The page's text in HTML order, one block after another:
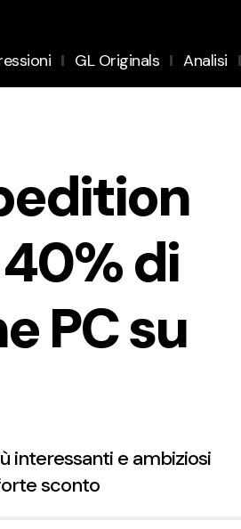
GL Originals Analisi
di
PC su
interessanti e ambiziosi
sconto